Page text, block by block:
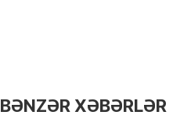
BƏNZƏR XƏBƏRLƏR